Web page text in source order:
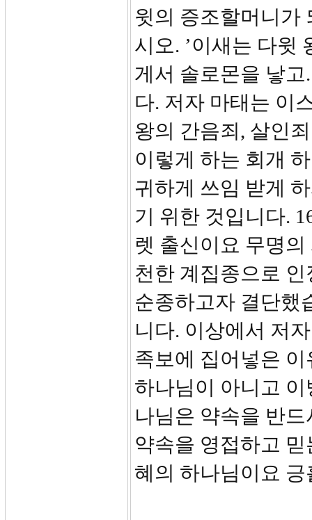
윗의 증조할머니가
시오. ’이새는 다윗
게서 솔로몬을 낳
다. 저자 마태는 이
왕의 간음죄, 살인
이렇게 하는 회개
귀하게 쓰임 받게
기 위한 것입니다.
렛 출신이요 무명
천한 계집종으로
순종하고자 결단했
니다. 이상에서 저
족보에 집어넣은
하나님이 아니고
나님은 약속을 반
약속을 영접하고
혜의 하나님이요